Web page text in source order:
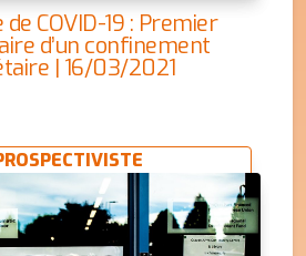
COVID-19 : Premier
d’un confinement
| 16/03/2021